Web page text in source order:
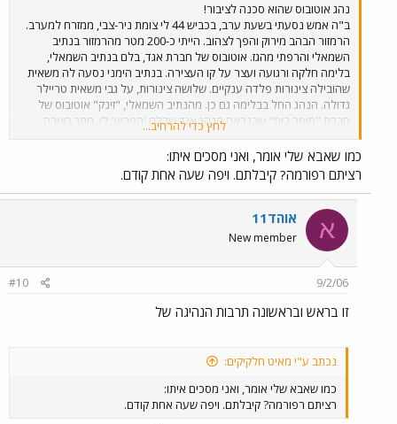
נהג אוטובוס שהוא סכנה לציבור!
ב"ה אמש נסעתי בשעת ערב, בכביש 44 לי צומת ניר-צבי, ממזרח למערב.
הרמזור הבהב מירוק והפך לצהוב. הייתי כ-200 מטר מהרמזור בנתיב
השמאלי והרפתי מהגז. אוטובוס של חברת אגד, בלם בנתיב השמאלי,
בלימה חלקה ורגועה ועצר על קו העצירה. בנתיב הימני נסעה לה משאית
שהובילה צינורות פלדה ענקיים. שלושה צינורות, על גבי משאית טריילר
גדולה. הנהג החל בבלימה גם כן. מהנתיב השמאלי, "זינק" אוטובוס של
חברת "סופר בוס" שכנראה הנהג אגד שבלם 'הפריע' לו, חתך בצורה
פראית מהנתיב שמאל לימין, ועבר באור אדום. נהג המשאית צפר כמשוגע
ובצדק. שנהיה ירוק, נסעתי קצת מהר, בתקווה להספיק לתקל את האוטובוס
ברמזור של צומת צריפין, אך כשהגעתי לצומת כפר חב"ד שם פניתי ימינה,
ראיתי אותו הרחק הרחק, סמוך לתחנת הדלק 'אלונית' שאחרי הצומת. לא
היה לי כוח להמשיך על מנת לצלם את הנהג / את האוטובוס. אך אתם,
כדאי שתדעו ותדעו להזהר. הנהג הספציפי הזה - ואני איני יודע מי הוא, הוא
פשוט סכנה לציבור!
לחץ כדי להרחיב...
כמו שאבא שלי אומר, ואני מסכים איתו:
רציתם רפורמה? קיבלתם. ויפה שעה אחת קודם.
א אוהד11
New member
9/2/06
#10
זו בראש ובראשונה תרבות הנהיגה של
נכתב ע"י מאיט חלקיקים:
כמו שאבא שלי אומר, ואני מסכים איתו:
רציתם רפורמה? קיבלתם. ויפה שעה אחת קודם.